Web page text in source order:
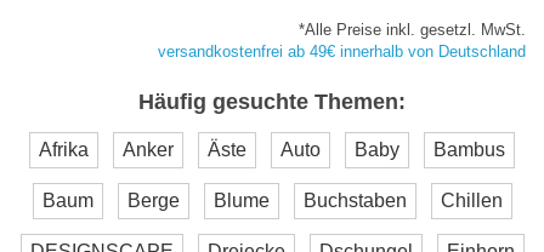
*Alle Preise inkl. gesetzl. MwSt.
versandkostenfrei ab 49€ innerhalb von Deutschland
Häufig gesuchte Themen:
Afrika Anker Äste Auto Baby Bambus
Baum Berge Blume Buchstaben Chillen